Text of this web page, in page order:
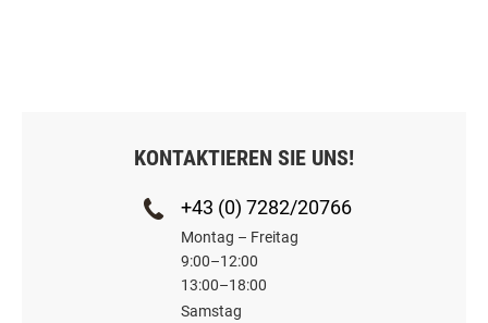
KONTAKTIEREN SIE UNS!
+43 (0) 7282/20766
Montag – Freitag
9:00–12:00
13:00–18:00
Samstag